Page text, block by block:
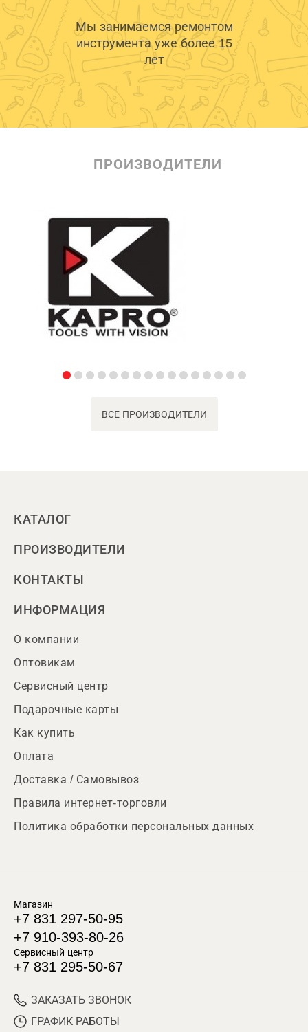
Мы занимаемся ремонтом
инструмента уже более 15
лет
ПРОИЗВОДИТЕЛИ
ВСЕ ПРОИЗВОДИТЕЛИ
КАТАЛОГ
ПРОИЗВОДИТЕЛИ
КОНТАКТЫ
ИНФОРМАЦИЯ
О компании
Оптовикам
Сервисный центр
Подарочные карты
Как купить
Оплата
Доставка / Самовывоз
Правила интернет-торговли
Политика обработки персональных данных
Магазин
+7 831 297-50-95
+7 910-393-80-26
Сервисный центр
+7 831 295-50-67
ЗАКАЗАТЬ ЗВОНОК
ГРАФИК РАБОТЫ